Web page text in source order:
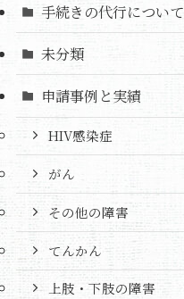
手続きの代行について
未分類
申請事例と実績
HIV感染症
がん
その他の障害
てんかん
上肢・下肢の障害